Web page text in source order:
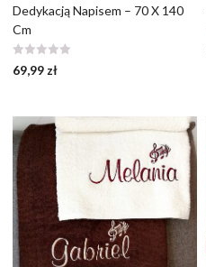
Dedykacją Napisem – 70 X 140
Cm
69,99 zł